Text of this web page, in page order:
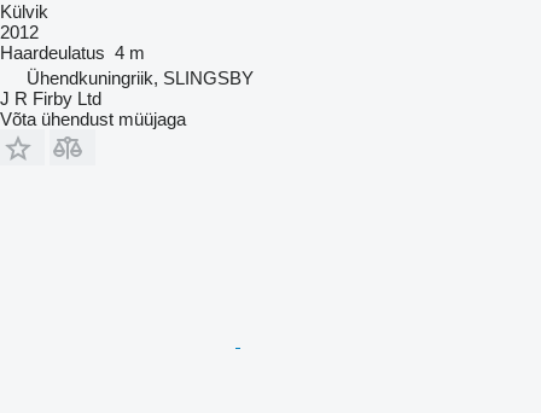
Külvik
2012
Haardeulatus 4 m
Ühendkuningriik, SLINGSBY
J R Firby Ltd
Võta ühendust müüjaga